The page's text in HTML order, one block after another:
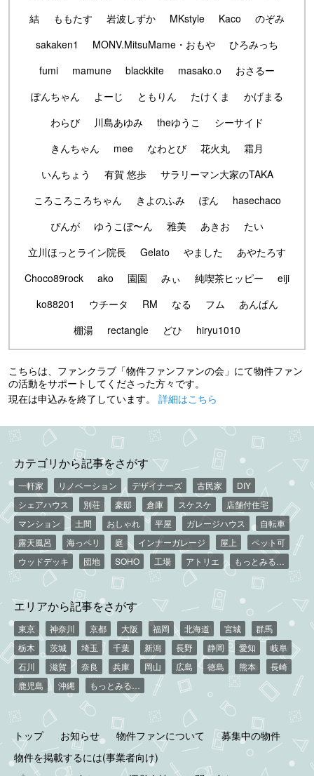
結
ももたす 岩波しずか MKstyle Kaco
のぞみ
sakaken1
MONV.MitsuMame・おもや
ひろみっち
fumi
mamune blackkite masako.o
おさるー
ぽんちゃん
よーじ ともりん たけくま
かげまる
わらび
川島あゆみ theゆうこ
シーサイド
きんちゃん
mee なわとび 花火丸
霜月
いんちょう
有賀 悠歩
サラリーマン大家のTAKA
ころころころちゃん
きよのふみ ぽん
hasechaco
ぴんが
ゆうこぼ〜ん 雅美 あきお
たい
立川ほっとライン院長
Gelato やました
あやたろす
Choco89rock
ako 園園 みぃ 純喫茶ヒッピー
eiji
ko88201
ウチータ RM なる フム
あんぱん
棚湯
rectangle どひ hiryu1010
こちらは、ファンクラブ「物件ファンファンの会」にて物件ファン
の活動をサポートしてくださった方々です。
現在は申込みを終了しています。 詳細はこちら
カテゴリから記事をさがす
一軒家 リノベーション デザイナーズ 古民家
DIY
シェアハウス
別荘 豪邸 倉庫 スケスケ
店舗付住宅
マンション
土間 おしゃれ 平屋 ガレージハウス
自転車
露天風呂
海っペリ 庭 インナーガレージ 屋上
ペット可
ウッドデッキ
団地 SOHO 工場 アトリエ もっとみる…
エリアから記事をさがす
東京 神奈川 京都 大阪 福岡 北海道 宮城
群馬
栃木
茨城 埼玉 千葉 新潟 長野 静岡 愛知
岐阜
石川
滋賀 奈良 兵庫 岡山 広島 徳島 熊本
長崎
鹿児島
沖縄 もっとみる…
トップ お知らせ 物件ファンについて
募集中の物件
物件を掲載するには(事業者向け)